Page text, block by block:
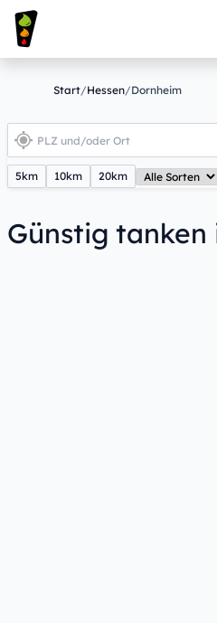
Start/Hessen/Dornheim
5km 10km 20km
Günstig tanken